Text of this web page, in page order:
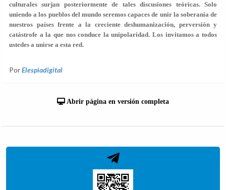
culturales surjan posteriormente de tales discusiones teóricas. Solo
uniendo a los pueblos del mundo seremos capaces de unir la soberanía de
nuestros países frente a la creciente deshumanización, perversión y
catástrofe a la que nos conduce la unipolaridad. Los invitamos a todos
ustedes a unirse a esta red.
PorElespiadigital
Abrir página en versión completa